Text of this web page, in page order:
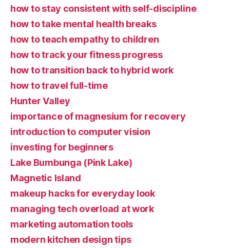
how to stay consistent with self-discipline
how to take mental health breaks
how to teach empathy to children
how to track your fitness progress
how to transition back to hybrid work
how to travel full-time
Hunter Valley
importance of magnesium for recovery
introduction to computer vision
investing for beginners
Lake Bumbunga (Pink Lake)
Magnetic Island
makeup hacks for everyday look
managing tech overload at work
marketing automation tools
modern kitchen design tips